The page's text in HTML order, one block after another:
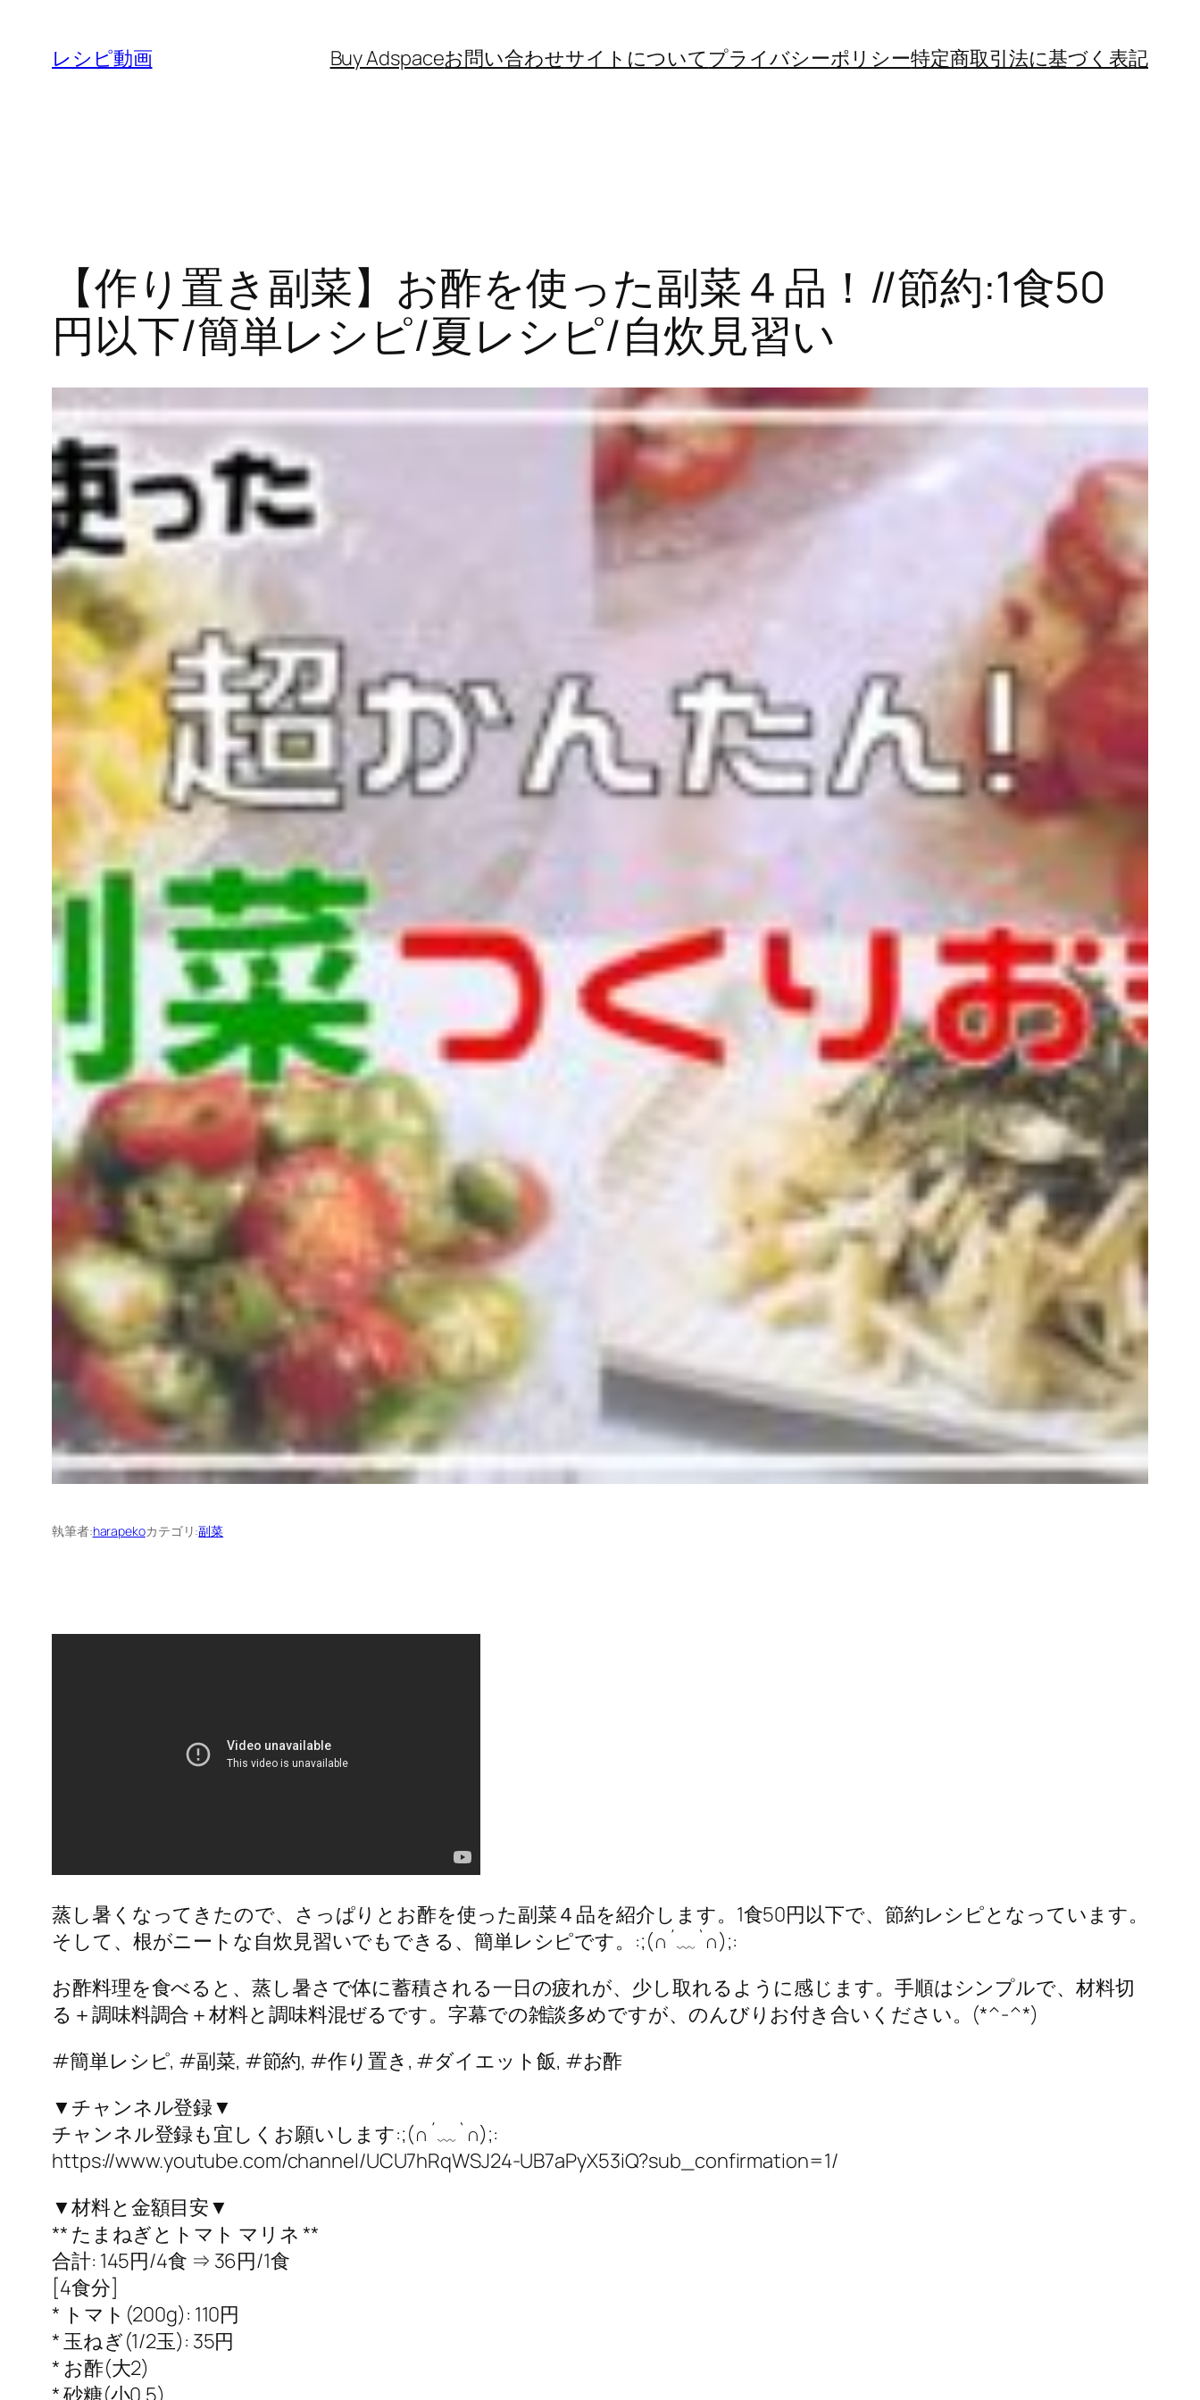
レシピ動画 Buy Adspaceお問い合わせサイトについてプライバシーポリシー特定商取引法に基づく表記
【作り置き副菜】お酢を使った副菜４品！//節約:1食50
円以下/簡単レシピ/夏レシピ/自炊見習い
執筆者:harapekoカテゴリ:副菜
蒸し暑くなってきたので、さっぱりとお酢を使った副菜４品を紹介します。1食50円以下で、節約レシピとなっています。
そして、根がニートな自炊見習いでもできる、簡単レシピです。:;(∩´﹏`∩);:
お酢料理を食べると、蒸し暑さで体に蓄積される一日の疲れが、少し取れるように感じます。手順はシンプルで、材料切
る＋調味料調合＋材料と調味料混ぜるです。字幕での雑談多めですが、のんびりお付き合いください。(*^-^*)
#簡単レシピ, #副菜, #節約, #作り置き, #ダイエット飯, #お酢
▼チャンネル登録▼
チャンネル登録も宜しくお願いします:;(∩´﹏`∩);:
https://www.youtube.com/channel/UCU7hRqWSJ24-UB7aPyX53iQ?sub_confirmation=1/
▼材料と金額目安▼
** たまねぎとトマト マリネ **
合計: 145円/4食 ⇒ 36円/1食
[4食分]
* トマト(200g): 110円
* 玉ねぎ(1/2玉): 35円
* お酢(大2)